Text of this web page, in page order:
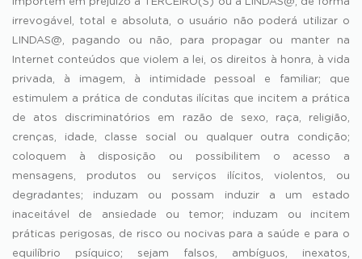
irrevogável, total e absoluta, o usuário não poderá utilizar o
LINDAS@, pagando ou não, para propagar ou manter na
Internet conteúdos que violem a lei, os direitos à honra, à vida
privada, à imagem, à intimidade pessoal e familiar; que
estimulem a prática de condutas ilícitas que incitem a prática
de atos discriminatórios em razão de sexo, raça, religião,
crenças, idade, classe social ou qualquer outra condição;
coloquem à disposição ou possibilitem o acesso a
mensagens, produtos ou serviços ilícitos, violentos, ou
degradantes; induzam ou possam induzir a um estado
inaceitável de ansiedade ou temor; induzam ou incitem
práticas perigosas, de risco ou nocivas para a saúde e para o
equilíbrio psíquico; sejam falsos, ambíguos, inexatos,